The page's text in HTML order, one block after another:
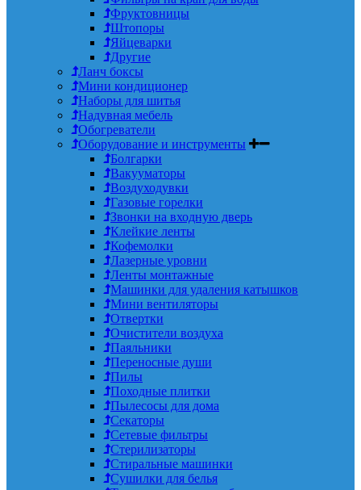
Фруктовницы
Штопоры
Яйцеварки
Другие
Ланч боксы
Мини кондиционер
Наборы для шитья
Надувная мебель
Обогреватели
Оборудование и инструменты
Болгарки
Вакууматоры
Воздуходувки
Газовые горелки
Звонки на входную дверь
Клейкие ленты
Кофемолки
Лазерные уровни
Ленты монтажные
Машинки для удаления катышков
Мини вентиляторы
Отвертки
Очистители воздуха
Паяльники
Переносные души
Пилы
Походные плитки
Пылесосы для дома
Секаторы
Сетевые фильтры
Стерилизаторы
Стиральные машинки
Сушилки для белья